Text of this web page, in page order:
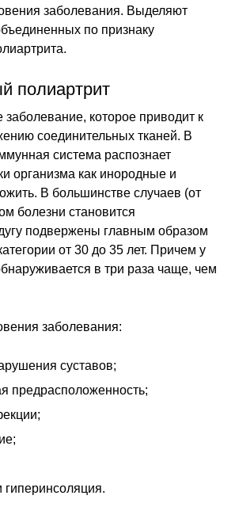
заболевания. Выделяют
по признаку
полиартрит
которое приводит к
соединительных тканей. В
система распознает
организма как инородные и
В большинстве случаев (от
болезни становится
подвержены главным образом
от 30 до 35 лет. Причем у
в три раза чаще, чем
заболевания:
суставов;
предрасположенность;
гиперинсоляция.